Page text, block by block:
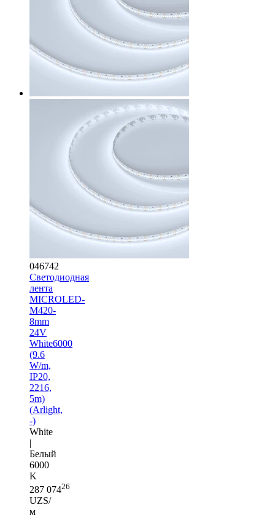
046742
Светодиодная
лента
MICROLED-
M420-
8mm
24V
White6000
(9.6
W/m,
IP20,
2216,
5m)
(Arlight,
-)
White
|
Белый
6000
K
287 07426
UZS/
м